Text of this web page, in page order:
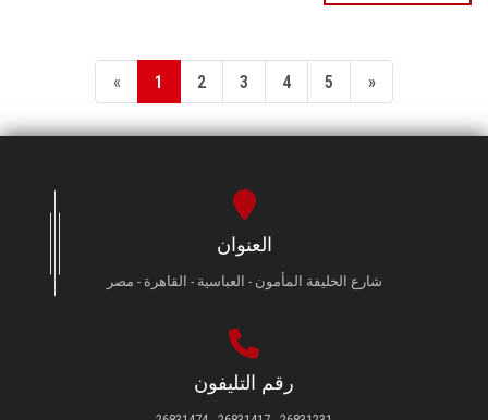
« 1 2 3 4 5 »
العنوان
شارع الخليفة المأمون - العباسية - القاهرة - مصر
رقم التليفون